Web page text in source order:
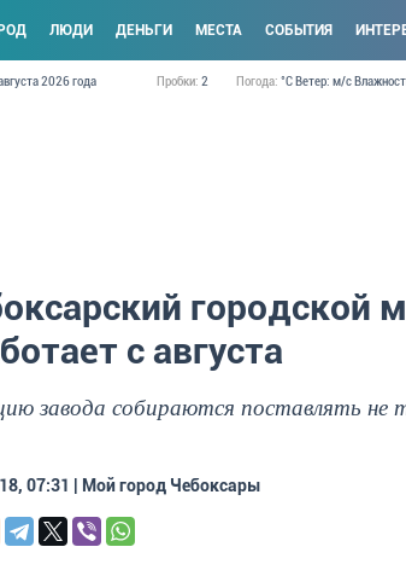
ЛЮДИ ДЕНЬГИ МЕСТА СОБЫТИЯ
2026 года Пробки: 2 Погода: °C Ветер: м/с
городской
с августа
завода собираются поставлять не
07:31 | Мой город Чебоксары